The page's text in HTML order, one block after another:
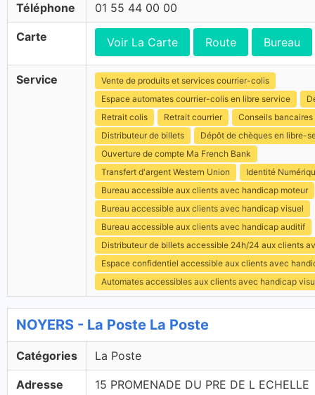
Téléphone 01 55 44 00 00
Carte Voir La Carte Route Bureau
Service
Vente de produits et services courrier-colis
Espace automates courrier-colis en libre service
Retrait colis
Retrait courrier
Conseils bancaires
Distributeur de billets
Dépôt de chèques en libre-
Ouverture de compte Ma French Bank
Transfert d'argent Western Union
Identité
Bureau accessible aux clients avec handicap moteur
Bureau accessible aux clients avec handicap visuel
Bureau accessible aux clients avec handicap auditif
Distributeur de billets accessible 24h/24 aux clients
Espace confidentiel accessible aux clients avec
Automates accessibles aux clients avec handicap
NOYERS - La Poste La Poste
Catégories La Poste
Adresse
15 PROMENADE DU PRE DE L ECHELLE